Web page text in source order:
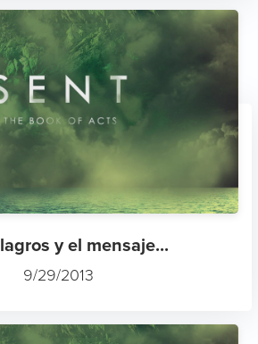
y el mensaje...
9/29/2013